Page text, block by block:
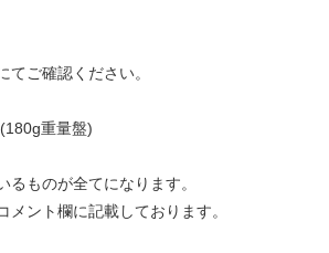
てご確認ください。
重量盤)
ものが全てになります。
メント欄に記載しております。